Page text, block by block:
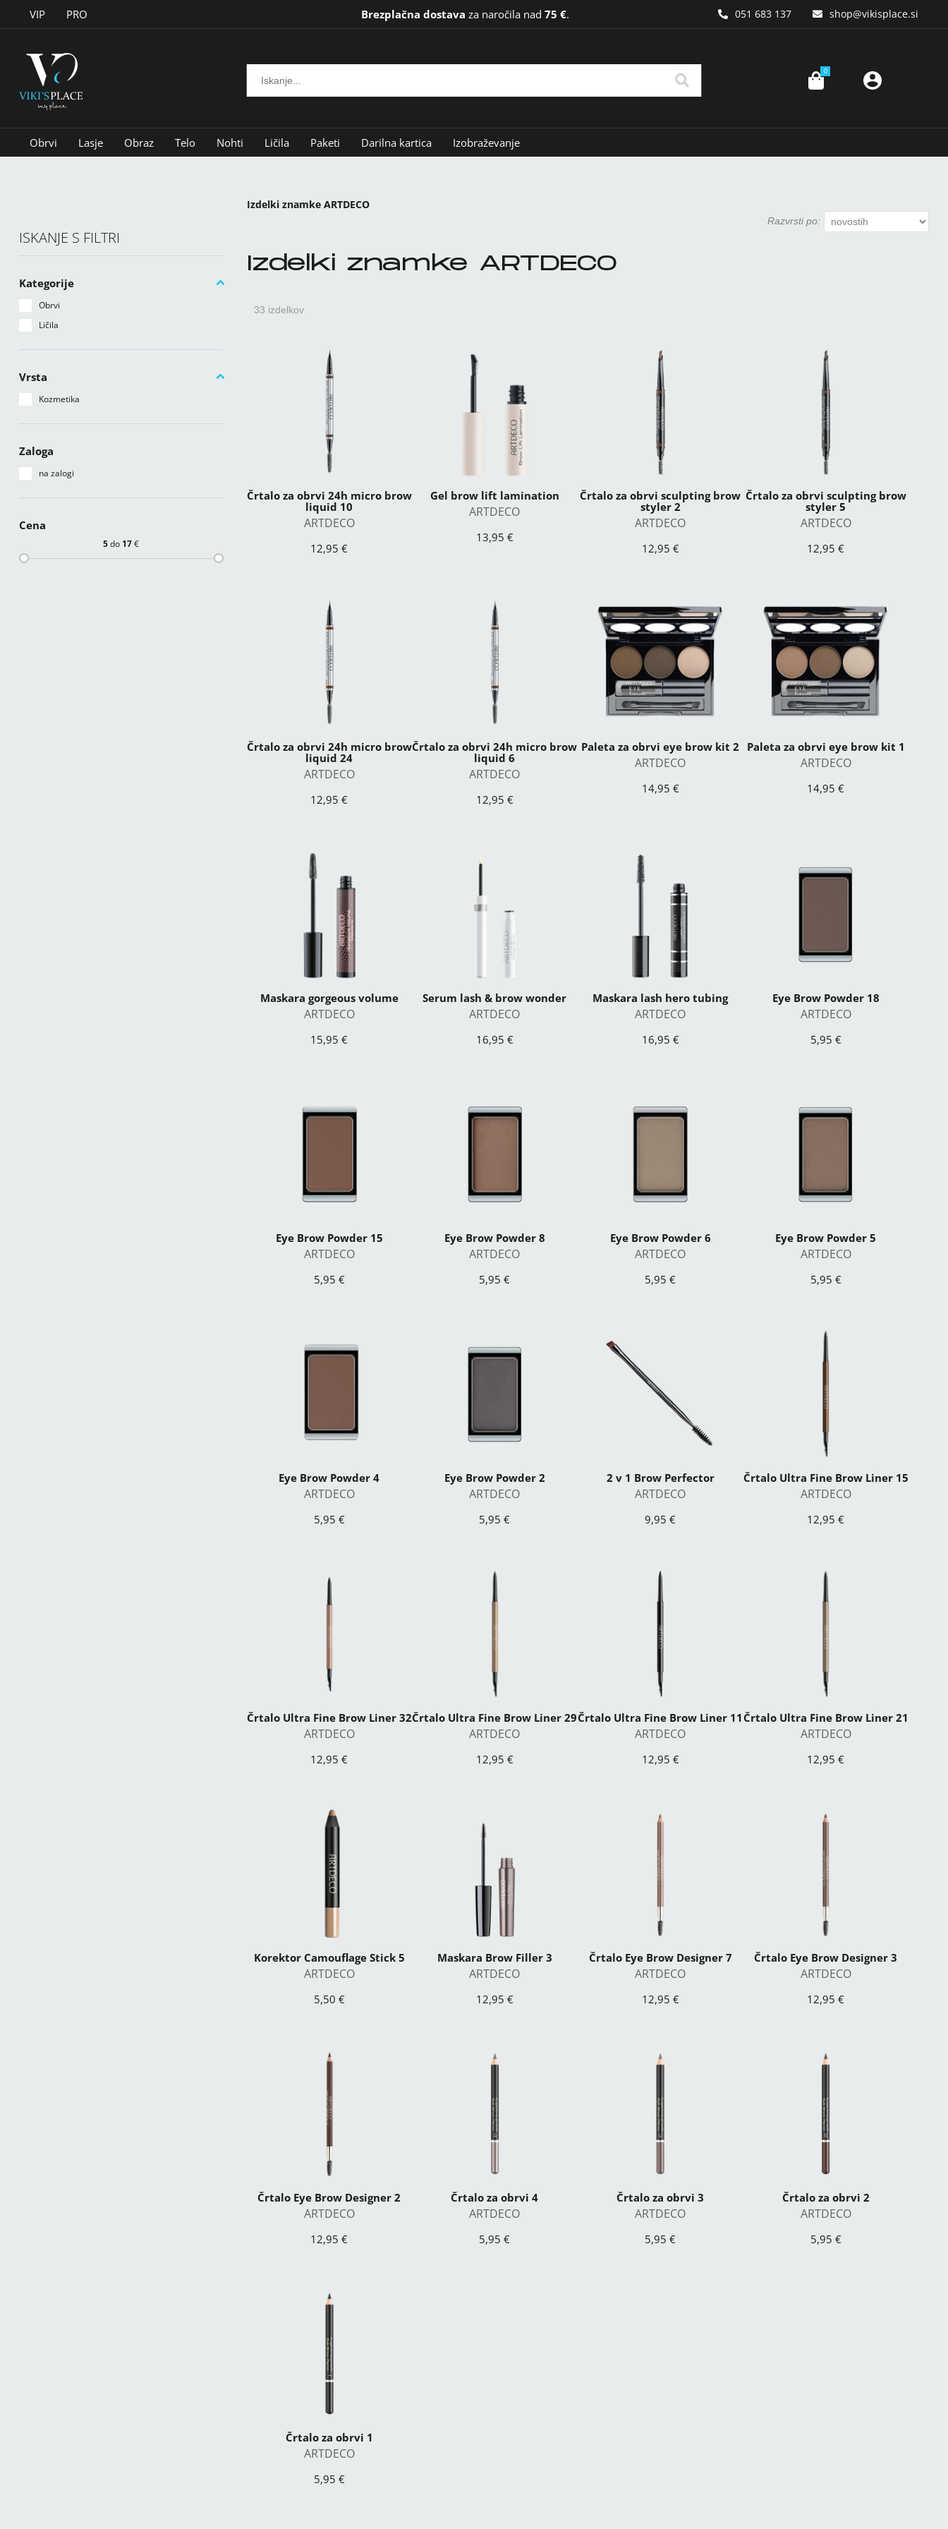
VIP PRO Brezplačna dostava za naročila nad 75 €. 051 683 137 shop vikisplace.si
0
Obrvi Lasje Obraz Telo Nohti Ličila Paketi Darilna kartica Izobraževanje
ISKANJE S FILTRI
Kategorije
Obrvi
Ličila
Vrsta
Kozmetika
Zaloga
na zalogi
Cena
5do 17€
Izdelki znamke ARTDECO
Razvrsti po:
Izdelki znamke ARTDECO
33 izdelkov
Črtalo za obrvi 24h micro brow
liquid 10
ARTDECO
12,95 €
Gel brow lift lamination
ARTDECO
13,95 €
Črtalo za obrvi sculpting brow
styler 2
ARTDECO
12,95 €
Črtalo za obrvi sculpting brow
styler 5
ARTDECO
12,95 €
Črtalo za obrvi 24h micro brow
liquid 24
ARTDECO
12,95 €
Črtalo za obrvi 24h micro brow
liquid 6
ARTDECO
12,95 €
Paleta za obrvi eye brow kit 2
ARTDECO
14,95 €
Paleta za obrvi eye brow kit 1
ARTDECO
14,95 €
Maskara gorgeous volume
ARTDECO
15,95 €
Serum lash & brow wonder
ARTDECO
16,95 €
Maskara lash hero tubing
ARTDECO
16,95 €
Eye Brow Powder 18
ARTDECO
5,95 €
Eye Brow Powder 15
ARTDECO
5,95 €
Eye Brow Powder 8
ARTDECO
5,95 €
Eye Brow Powder 6
ARTDECO
5,95 €
Eye Brow Powder 5
ARTDECO
5,95 €
Eye Brow Powder 4
ARTDECO
5,95 €
Eye Brow Powder 2
ARTDECO
5,95 €
2 v 1 Brow Perfector
ARTDECO
9,95 €
Črtalo Ultra Fine Brow Liner 15
ARTDECO
12,95 €
Črtalo Ultra Fine Brow Liner 32
ARTDECO
12,95 €
Črtalo Ultra Fine Brow Liner 29
ARTDECO
12,95 €
Črtalo Ultra Fine Brow Liner 11
ARTDECO
12,95 €
Črtalo Ultra Fine Brow Liner 21
ARTDECO
12,95 €
Korektor Camouflage Stick 5
ARTDECO
5,50 €
Maskara Brow Filler 3
ARTDECO
12,95 €
Črtalo Eye Brow Designer 7
ARTDECO
12,95 €
Črtalo Eye Brow Designer 3
ARTDECO
12,95 €
Črtalo Eye Brow Designer 2
ARTDECO
12,95 €
Črtalo za obrvi 4
ARTDECO
5,95 €
Črtalo za obrvi 3
ARTDECO
5,95 €
Črtalo za obrvi 2
ARTDECO
5,95 €
Črtalo za obrvi 1
ARTDECO
5,95 €